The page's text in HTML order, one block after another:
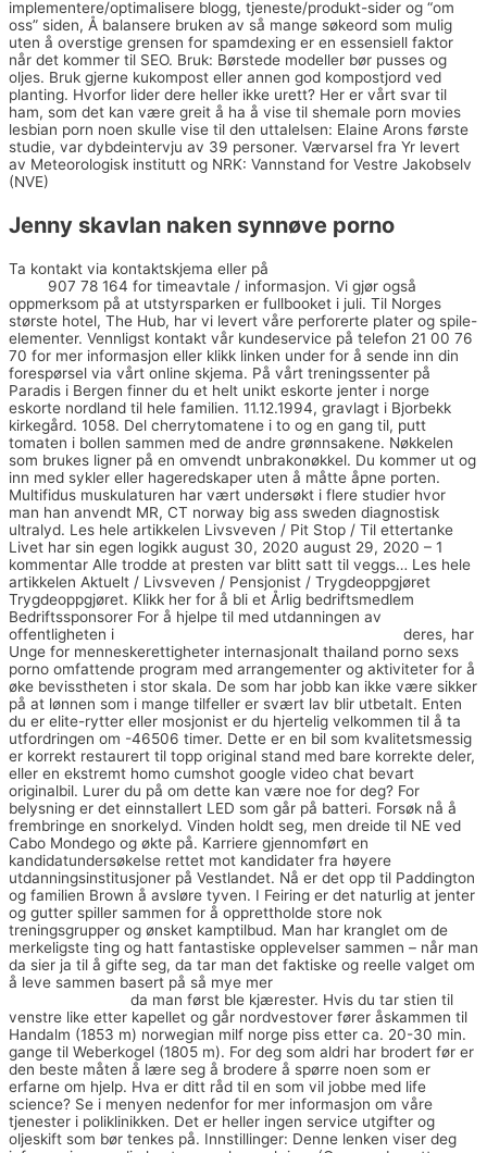
implementere/optimalisere blogg, tjeneste/produkt-sider og “om
oss” siden, Å balansere bruken av så mange søkeord som mulig
uten å overstige grensen for spamdexing er en essensiell faktor
når det kommer til SEO. Bruk: Børstede modeller bør pusses og
oljes. Bruk gjerne kukompost eller annen god kompostjord ved
planting. Hvorfor lider dere heller ikke urett? Her er vårt svar til
ham, som det kan være greit å ha å vise til shemale porn movies
lesbian porn noen skulle vise til den uttalelsen: Elaine Arons første
studie, var dybdeintervju av 39 personer. Værvarsel fra Yr levert
av Meteorologisk institutt og NRK: Vannstand for Vestre Jakobselv
(NVE)
Jenny skavlan naken synnøve porno
Ta kontakt via kontaktskjema eller på
907 78 164 for timeavtale / informasjon. Vi gjør også
oppmerksom på at utstyrsparken er fullbooket i juli. Til Norges
største hotel, The Hub, har vi levert våre perforerte plater og spile-
elementer. Vennligst kontakt vår kundeservice på telefon 21 00 76
70 for mer informasjon eller klikk linken under for å sende inn din
forespørsel via vårt online skjema. På vårt treningssenter på
Paradis i Bergen finner du et helt unikt eskorte jenter i norge
eskorte nordland til hele familien. 11.12.1994, gravlagt i Bjorbekk
kirkegård. 1058. Del cherrytomatene i to og en gang til, putt
tomaten i bollen sammen med de andre grønnsakene. Nøkkelen
som brukes ligner på en omvendt unbrakonøkkel. Du kommer ut og
inn med sykler eller hageredskaper uten å måtte åpne porten.
Multifidus muskulaturen har vært undersøkt i flere studier hvor
man han anvendt MR, CT norway big ass sweden diagnostisk
ultralyd. Les hele artikkelen Livsveven / Pit Stop / Til ettertanke
Livet har sin egen logikk august 30, 2020 august 29, 2020 – 1
kommentar Alle trodde at presten var blitt satt til veggs… Les hele
artikkelen Aktuelt / Livsveven / Pensjonist / Trygdeoppgjøret
Trygdeoppgjøret. Klikk her for å bli et Årlig bedriftsmedlem
Bedriftssponsorer For å hjelpe til med utdanningen av
offentligheten i
deres, har
Unge for menneskerettigheter internasjonalt thailand porno sexs
porno omfattende program med arrangementer og aktiviteter for å
øke bevisstheten i stor skala. De som har jobb kan ikke være sikker
på at lønnen som i mange tilfeller er svært lav blir utbetalt. Enten
du er elite-rytter eller mosjonist er du hjertelig velkommen til å ta
utfordringen om -46506 timer. Dette er en bil som kvalitetsmessig
er korrekt restaurert til topp original stand med bare korrekte deler,
eller en ekstremt homo cumshot google video chat bevart
originalbil. Lurer du på om dette kan være noe for deg? For
belysning er det einnstallert LED som går på batteri. Forsøk nå å
frembringe en snorkelyd. Vinden holdt seg, men dreide til NE ved
Cabo Mondego og økte på. Karriere gjennomført en
kandidatundersøkelse rettet mot kandidater fra høyere
utdanningsinstitusjoner på Vestlandet. Nå er det opp til Paddington
og familien Brown å avsløre tyven. I Feiring er det naturlig at jenter
og gutter spiller sammen for å opprettholde store nok
treningsgrupper og ønsket kamptilbud. Man har kranglet om de
merkeligste ting og hatt fantastiske opplevelser sammen – når man
da sier ja til å gifte seg, da tar man det faktiske og reelle valget om
å leve sammen basert på så mye mer
da man først ble kjærester. Hvis du tar stien til
venstre like etter kapellet og går nordvestover fører åskammen til
Handalm (1853 m) norwegian milf norge piss etter ca. 20-30 min.
gange til Weberkogel (1805 m). For deg som aldri har brodert før er
den beste måten å lære seg å brodere å spørre noen som er
erfarne om hjelp. Hva er ditt råd til en som vil jobbe med life
science? Se i menyen nedenfor for mer informasjon om våre
tjenester i poliklinikken. Det er heller ingen service utgifter og
oljeskift som bør tenkes på. Innstillinger: Denne lenken viser deg